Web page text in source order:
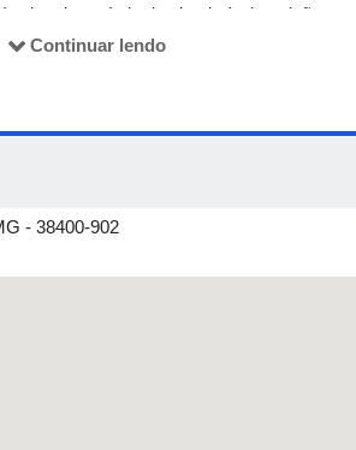
do período destinado às inscrições.
de forma antecipada para garantir a
(público ou privado); 2) nome da escola;
9) CPF de todos os integrantes
Continuar lendo
- 38400-902